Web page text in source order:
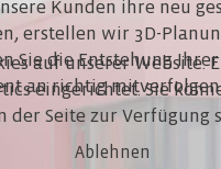
Kunden ihre neu
erstellen wir 3D-
Sie die Entstehung
an richtig
auf unserer Website.
eingerichtet. Sie
Seite zur Verfügung
Ablehnen